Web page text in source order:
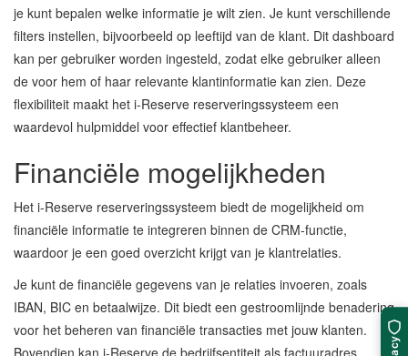
je kunt bepalen welke informatie je wilt zien. Je kunt verschillende
filters instellen, bijvoorbeeld op leeftijd van de klant. Dit dashboard
kan per gebruiker worden ingesteld, zodat elke gebruiker alleen
de voor hem of haar relevante klantinformatie kan zien. Deze
flexibiliteit maakt het i-Reserve reserveringssysteem een
waardevol hulpmiddel voor effectief klantbeheer.
Financiële mogelijkheden
Het i-Reserve reserveringssysteem biedt de mogelijkheid om
financiële informatie te integreren binnen de CRM-functie,
waardoor je een goed overzicht krijgt van je klantrelaties.
Je kunt de financiële gegevens van je relaties invoeren, zoals
IBAN, BIC en betaalwijze. Dit biedt een gestroomlijnde benadering
voor het beheren van financiële transacties met jouw klanten.
Bovendien kan i-Reserve de bedrijfsentiteit als factuuradres